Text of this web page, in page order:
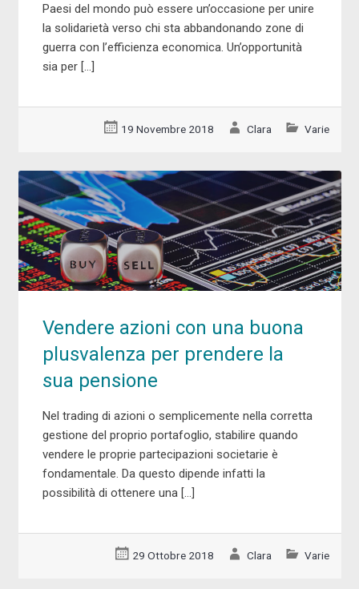
Paesi del mondo può essere un’occasione per unire
la solidarietà verso chi sta abbandonando zone di
guerra con l’efficienza economica. Un’opportunità
sia per […]
19 Novembre 2018 Clara Varie
Vendere azioni con una buona
plusvalenza per prendere la
sua pensione
Nel trading di azioni o semplicemente nella corretta
gestione del proprio portafoglio, stabilire quando
vendere le proprie partecipazioni societarie è
fondamentale. Da questo dipende infatti la
possibilità di ottenere una […]
29 Ottobre 2018 Clara Varie